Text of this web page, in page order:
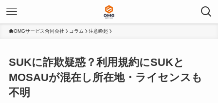
OMGサービス合同会社 コラム 注意喚起
SUKに詐欺疑惑？利用規約にSUKと
MOSAUが混在し所在地・ライセンスも
不明